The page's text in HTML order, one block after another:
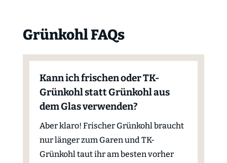
Grünkohl FAQs
Kann ich frischen oder TK-
Grünkohl statt Grünkohl aus
dem Glas verwenden?
Aber klaro! Frischer Grünkohl braucht
nur länger zum Garen und TK-
Grünkohl taut ihr am besten vorher